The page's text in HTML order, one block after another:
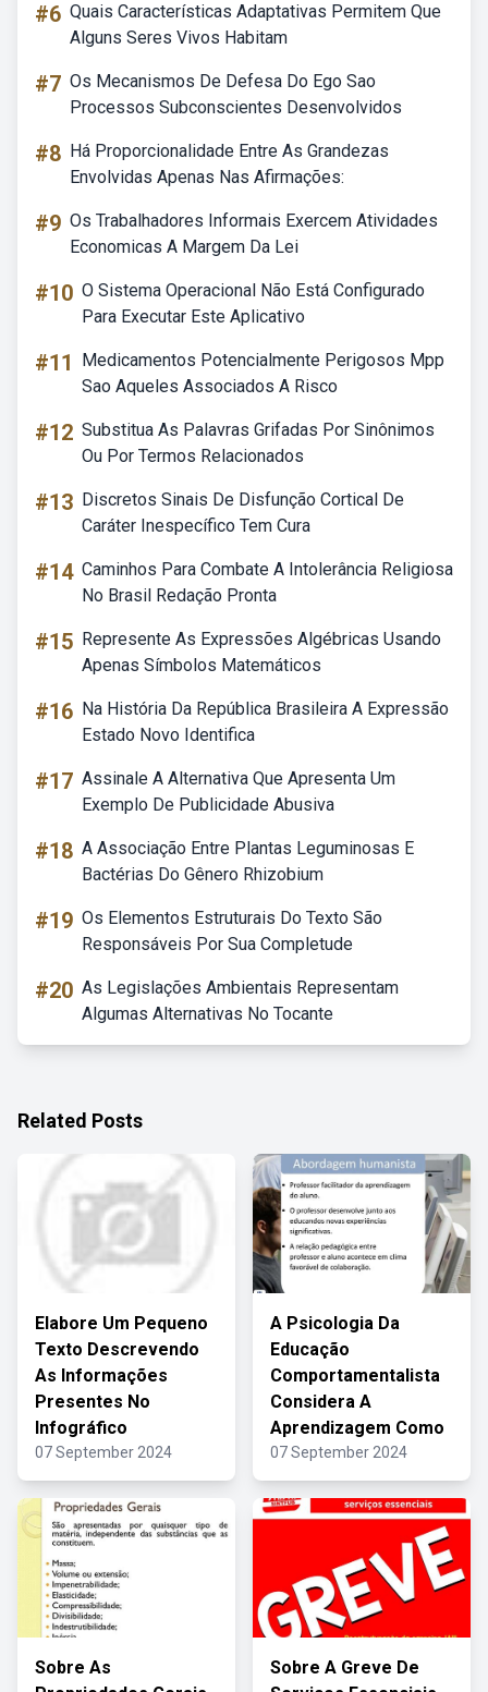
#6 Quais Características Adaptativas Permitem Que
Alguns Seres Vivos Habitam
#7 Os Mecanismos De Defesa Do Ego Sao
Processos Subconscientes Desenvolvidos
#8 Há Proporcionalidade Entre As Grandezas
Envolvidas Apenas Nas Afirmações:
#9 Os Trabalhadores Informais Exercem Atividades
Economicas A Margem Da Lei
#10 O Sistema Operacional Não Está Configurado
Para Executar Este Aplicativo
#11
Medicamentos Potencialmente Perigosos Mpp
Sao Aqueles Associados A Risco
#12 Substitua As Palavras Grifadas Por Sinônimos
Ou Por Termos Relacionados
#13 Discretos Sinais De Disfunção Cortical De
Caráter Inespecífico Tem Cura
#14 Caminhos Para Combate A Intolerância Religiosa
No Brasil Redação Pronta
#15 Represente As Expressões Algébricas Usando
Apenas Símbolos Matemáticos
#16 Na História Da República Brasileira A Expressão
Estado Novo Identifica
#17 Assinale A Alternativa Que Apresenta Um
Exemplo De Publicidade Abusiva
#18 A Associação Entre Plantas Leguminosas E
Bactérias Do Gênero Rhizobium
#19 Os Elementos Estruturais Do Texto São
Responsáveis Por Sua Completude
#20 As Legislações Ambientais Representam
Algumas Alternativas No Tocante
Related Posts
Elabore Um Pequeno
Texto Descrevendo
As Informações
Presentes No
Infográfico
07 September 2024
A Psicologia Da
Educação
Comportamentalista
Considera A
Aprendizagem Como
07 September 2024
Sobre As
Sobre A Greve De